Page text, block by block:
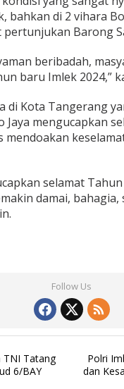
bahkan di 2 vihara
Barong
beribadah,
baru Imlek 2024,”
di Kota Tangerang
mengucapkan
mendoakan
selamat
damai,
Follow Us
TNI Tatang
6/BAY
Polri
dan